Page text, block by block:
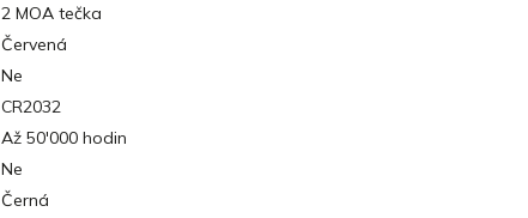
2 MOA tečka
Červená
Ne
CR2032
Až 50'000 hodin
Ne
Černá